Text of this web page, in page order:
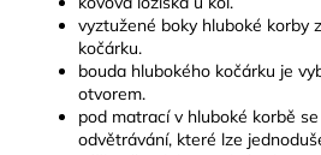
vyztužené boky hluboké korby
kočárku.
bouda hlubokého kočárku je
otvorem.
pod matrací v hluboké korbě
odvětrávání, které lze